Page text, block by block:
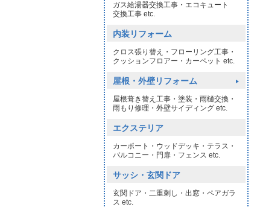
ガス給湯器交換工事・エコキュート
交換工事 etc.
内装リフォーム
クロス張り替え・フローリング工事・
クッションフロアー・カーペット etc.
屋根・外壁リフォーム
屋根葺き替え工事・塗装・雨樋交換・
雨もり修理・外壁サイディング etc.
エクステリア
カーポート・ウッドデッキ・テラス・
バルコニー・門扉・フェンス etc.
サッシ・玄関ドア
玄関ドア・二重刺し・出窓・ペアガラ
ス etc.